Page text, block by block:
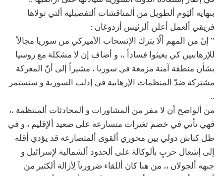
بنهاية أليَوم ألطويل من ألمناقشات ألتفصيلية ألتي تولاها
فريقي ألعمل أعلن ألرئيس أردوغان :
” إنّ من المهم ألّا يترك الإنسحاب الأميركي من سوريا مجالاً
للإرهابيين كي يعيثوا فساداً ،، و أضاف إن لا مشكلة مع روسيا
بشأن منطقة آمنة مزمعة في سوريا ، مشيراً إلى أنّ المعركة
مشتركة ضدّ المنظمات الإرهابية في إدلب السورية و ستستمر
..
من ألواضح أن لا مفر من ألمشاورات و ألمحادثات ألمنتظمة ،،
فهي تأتي في خضم تغيرات متسارعة على صعيد ألإقليم ، و في
ظل كباش دولي بين محوري ألقوى ألمتصارعة قد يؤدي أقله
إلى إشعال حربٍ بألوكالة على ألحدود ألشمالية لإسرائيل و
جبهة ألجولان ،، من هنا كان أللقاء ضروريآ لِأزالة ألكثير من